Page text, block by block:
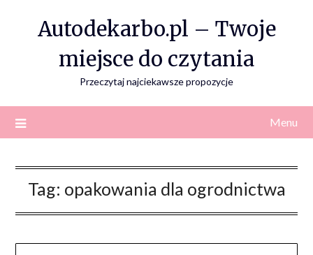
Autodekarbo.pl – Twoje
miejsce do czytania
Przeczytaj najciekawsze propozycje
Menu
Tag: opakowania dla ogrodnictwa